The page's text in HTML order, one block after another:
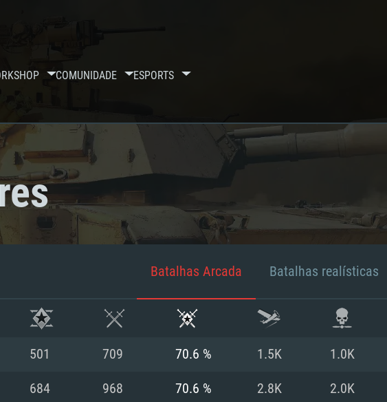
COMUNIDADE ESPORTS
Batalhas Arcada Batalhas realísticas
501 709 70.6 % 1.5K 1.0K
684 968 70.6 % 2.8K 2.0K